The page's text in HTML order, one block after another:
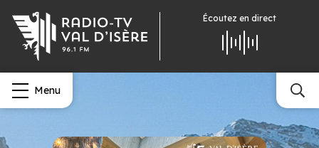
Écoutez en direct
Menu